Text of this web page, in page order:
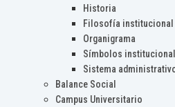
Historia
Filosofía institucional
Organigrama
Símbolos
Sistema
Balance Social
Campus Universitario